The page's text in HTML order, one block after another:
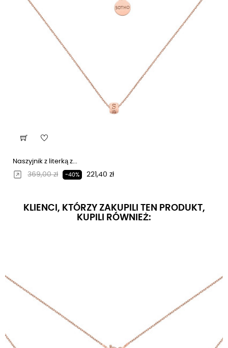
Naszyjnik z literką z...
Regularna cena
369,00 zł -40% Cena
221,40 zł
KLIENCI, KTÓRZY ZAKUPILI TEN PRODUKT,
KUPILI RÓWNIEŻ: